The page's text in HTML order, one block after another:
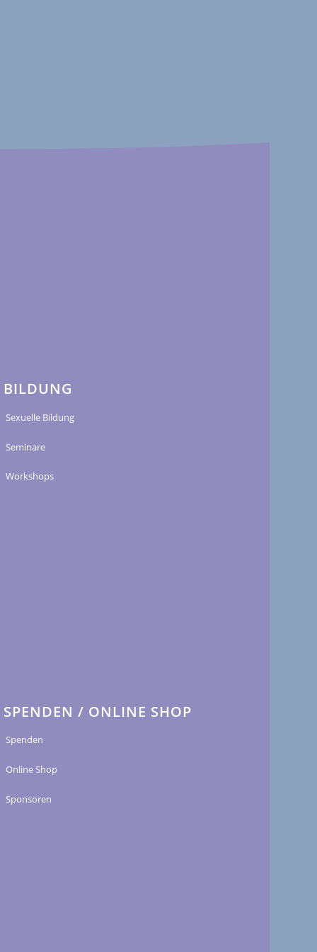
BILDUNG
Sexuelle Bildung
Seminare
Workshops
SPENDEN / ONLINE SHOP
Spenden
Online Shop
Sponsoren